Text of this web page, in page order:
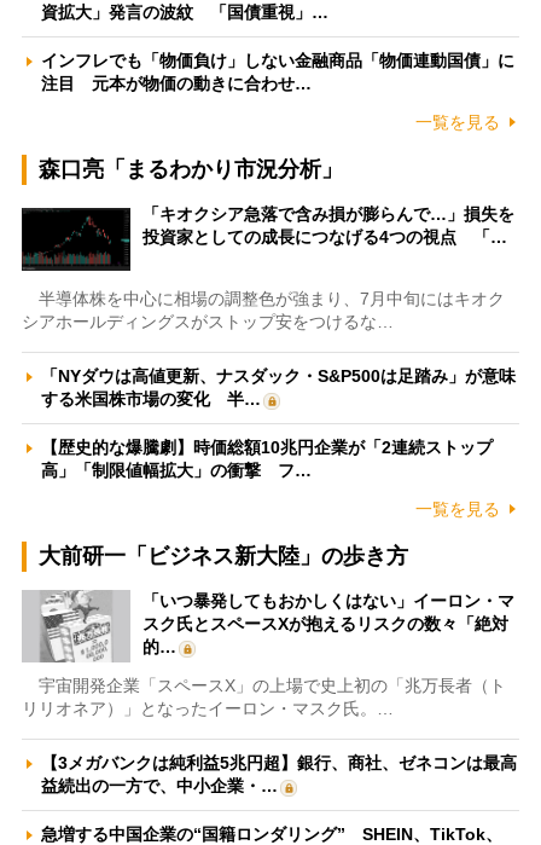
資拡大」発言の波紋 「国債重視」…
インフレでも「物価負け」しない金融商品「物価連動国債」に
注目 元本が物価の動きに合わせ…
一覧を見る
森口亮「まるわかり市況分析」
「キオクシア急落で含み損が膨らんで…」損失を
投資家としての成長につなげる4つの視点 「…
半導体株を中心に相場の調整色が強まり、7月中旬にはキオク
シアホールディングスがストップ安をつけるな…
「NYダウは高値更新、ナスダック・S&P500は足踏み」が意味
する米国株市場の変化 半…
【歴史的な爆騰劇】時価総額10兆円企業が「2連続ストップ
高」「制限値幅拡大」の衝撃 フ…
一覧を見る
大前研一「ビジネス新大陸」の歩き方
「いつ暴発してもおかしくはない」イーロン・マ
スク氏とスペースXが抱えるリスクの数々「絶対
的…
宇宙開発企業「スペースX」の上場で史上初の「兆万長者（ト
リリオネア）」となったイーロン・マスク氏。…
【3メガバンクは純利益5兆円超】銀行、商社、ゼネコンは最高
益続出の一方で、中小企業・…
急増する中国企業の“国籍ロンダリング” SHEIN、TikTok、